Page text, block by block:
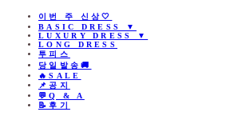
이번 주 신상🤍
BASIC DRESS ▼
LUXURY DRESS ▼
LONG DRESS
투피스
당일발송🚚
🔥SALE
📌공지
💬Q & A
📝후기